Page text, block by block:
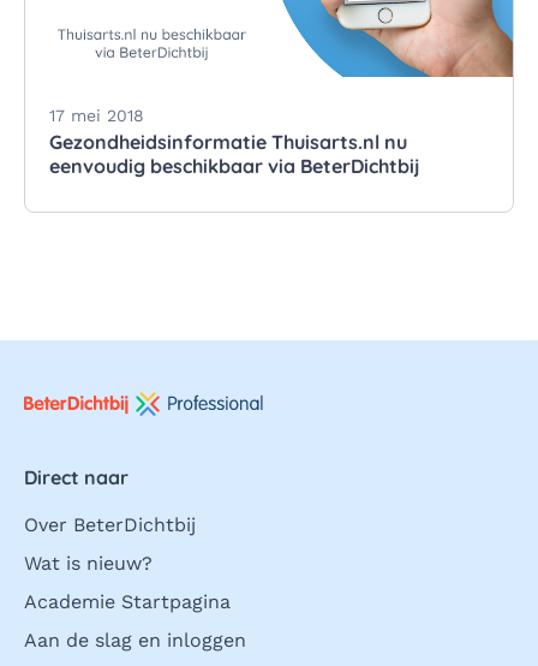
17 mei 2018
Gezondheidsinformatie Thuisarts.nl nu
eenvoudig beschikbaar via BeterDichtbij
Direct naar
Over BeterDichtbij
Wat is nieuw?
Academie Startpagina
Aan de slag en inloggen